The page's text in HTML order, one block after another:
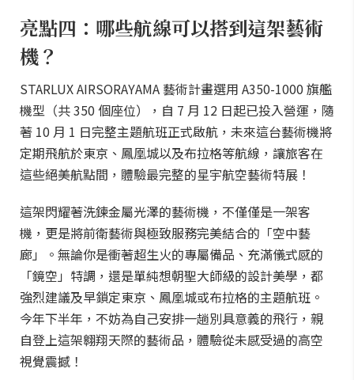
亮點四：哪些航線可以搭到這架藝術
機？
STARLUX AIRSORAYAMA 藝術計畫選用 A350-1000 旗艦
機型（共 350 個座位），自 7 月 12 日起已投入營運，隨
著 10 月 1 日完整主題航班正式啟航，未來這台藝術機將
定期飛航於東京、鳳凰城以及布拉格等航線，讓旅客在
這些絕美航點間，體驗最完整的星宇航空藝術特展！
這架閃耀著洗鍊金屬光澤的藝術機，不僅僅是一架客
機，更是將前衛藝術與極致服務完美結合的「空中藝
廊」。無論你是衝著超生火的專屬備品、充滿儀式感的
「鏡空」特調，還是單純想朝聖大師級的設計美學，都
強烈建議及早鎖定東京、鳳凰城或布拉格的主題航班。
今年下半年，不妨為自己安排一趟別具意義的飛行，親
自登上這架翱翔天際的藝術品，體驗從未感受過的高空
視覺震撼！